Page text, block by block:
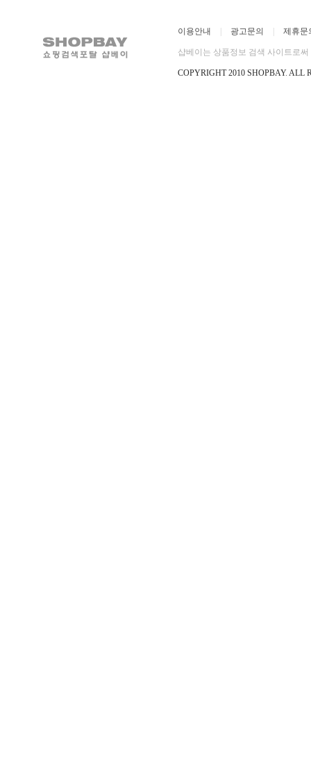
이용안내 광고문의 제휴문
샵베이는 상품정보 검색 사이트로
COPYRIGHT 2010 SHOPBAY. ALL